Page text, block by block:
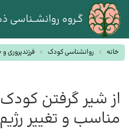
گـروه روانشــناسی
خانه روانشناسی کودک فرزندپروری
از شیر گرفتن
مناسب و تغییر